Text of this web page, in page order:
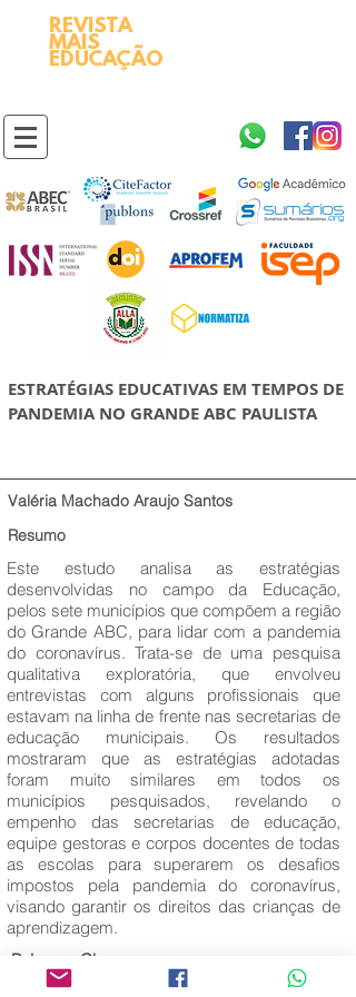
REVISTA
MAIS
EDUCAÇÃO
ESTRATÉGIAS EDUCATIVAS EM TEMPOS DE
PANDEMIA NO GRANDE ABC PAULISTA
Valéria Machado Araujo Santos
Resumo
Este estudo analisa as estratégias
desenvolvidas no campo da Educação,
pelos sete municípios que compõem a região
do Grande ABC, para lidar com a pandemia
do coronavírus. Trata-se de uma pesquisa
qualitativa exploratória, que envolveu
entrevistas com alguns profissionais que
estavam na linha de frente nas secretarias de
educação municipais. Os resultados
mostraram que as estratégias adotadas
foram muito similares em todos os
municípios pesquisados, revelando o
empenho das secretarias de educação,
equipe gestoras e corpos docentes de todas
as escolas para superarem os desafios
impostos pela pandemia do coronavírus,
visando garantir os direitos das crianças de
aprendizagem.
Palavras-Chave:
Ensino remoto; Pandemia; Grande ABC.